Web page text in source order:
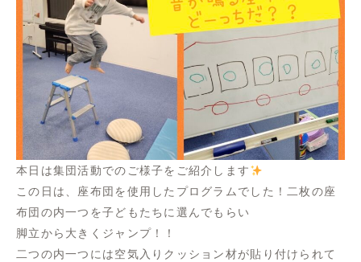
本日は集団活動でのご様子をご紹介します
この日は、座布団を使用したプログラムでした！二枚の座
布団の内一つを子どもたちに選んでもらい
脚立から大きくジャンプ！！
二つの内一つには空気入りクッション材が貼り付けられて